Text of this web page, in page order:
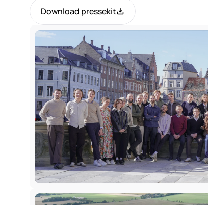
Download pressekit